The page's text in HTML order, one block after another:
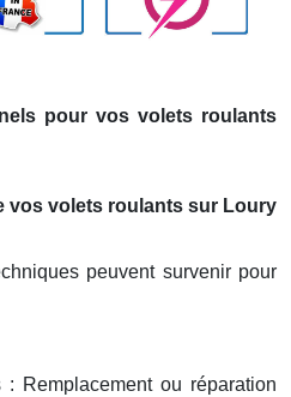
pour vos volets roulants
vos volets roulants sur Loury
peuvent survenir pour
: Remplacement ou réparation